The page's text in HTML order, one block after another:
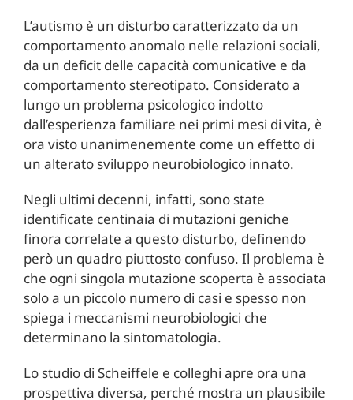
L’autismo è un disturbo caratterizzato da un
comportamento anomalo nelle relazioni sociali,
da un deficit delle capacità comunicative e da
comportamento stereotipato. Considerato a
lungo un problema psicologico indotto
dall’esperienza familiare nei primi mesi di vita, è
ora visto unanimenemente come un effetto di
un alterato sviluppo neurobiologico innato.
Negli ultimi decenni, infatti, sono state
identificate centinaia di mutazioni geniche
finora correlate a questo disturbo, definendo
però un quadro piuttosto confuso. Il problema è
che ogni singola mutazione scoperta è associata
solo a un piccolo numero di casi e spesso non
spiega i meccanismi neurobiologici che
determinano la sintomatologia.
Lo studio di Scheiffele e colleghi apre ora una
prospettiva diversa, perché mostra un plausibile